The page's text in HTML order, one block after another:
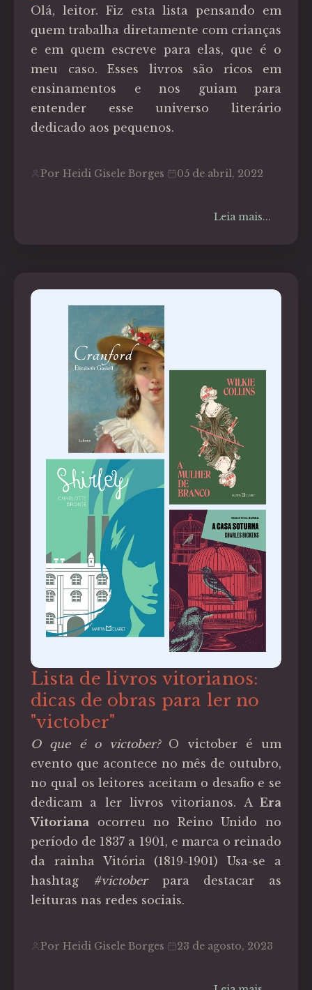
Olá, leitor. Fiz esta lista pensando em
quem trabalha diretamente com crianças
e em quem escreve para elas, que é o
meu caso. Esses livros são ricos em
ensinamentos e nos guiam para
entender esse universo literário
dedicado aos pequenos.
Por Heidi Gisele Borges 05 de abril, 2022
Leia mais...
Lista de livros vitorianos:
dicas de obras para ler no
"victober"
O que é o victober? O victober é um
evento que acontece no mês de outubro,
no qual os leitores aceitam o desafio e se
dedicam a ler livros vitorianos. A Era
Vitoriana ocorreu no Reino Unido no
período de 1837 a 1901, e marca o reinado
da rainha Vitória (1819-1901) Usa-se a
hashtag
#victoberpara destacar as
leituras nas redes sociais.
Por Heidi Gisele Borges 23 de agosto, 2023